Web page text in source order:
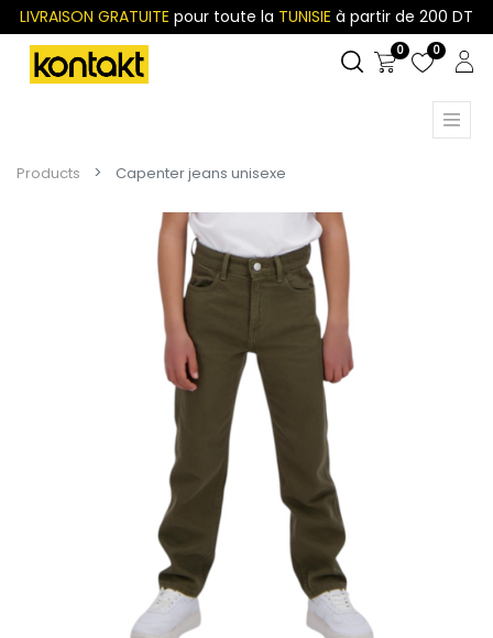
LIVRAISON GRATUITE pour toute la TUNISIE à partir de 200 DT
0 0
Products Capenter jeans unisexe